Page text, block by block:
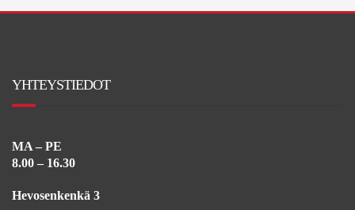
YHTEYSTIEDOT
MA – PE
8.00 – 16.30
Hevosenkenkä 3